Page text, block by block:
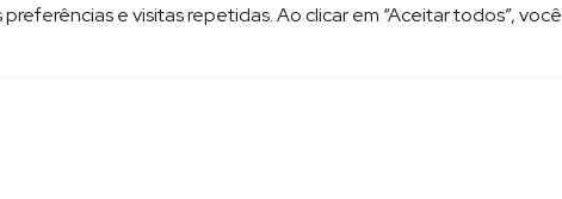
e visitas repetidas. Ao clicar em “Aceitar todos”, você